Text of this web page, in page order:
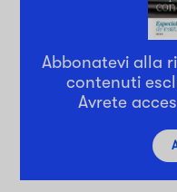
Abbonatevi alla
contenuti
Avrete